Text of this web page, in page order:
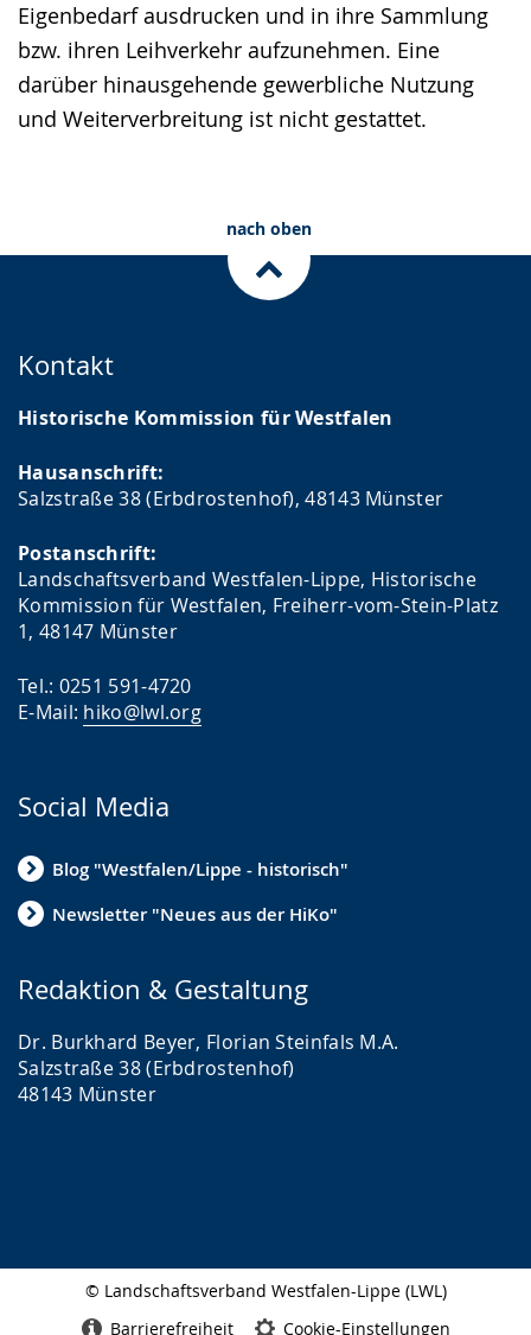
Eigenbedarf ausdrucken und in ihre Sammlung
bzw. ihren Leihverkehr aufzunehmen. Eine
darüber hinausgehende gewerbliche Nutzung
und Weiterverbreitung ist nicht gestattet.
nach oben
Kontakt
Historische Kommission für Westfalen
Hausanschrift:
Salzstraße 38 (Erbdrostenhof), 48143 Münster
Postanschrift:
Landschaftsverband Westfalen-Lippe, Historische
Kommission für Westfalen, Freiherr-vom-Stein-Platz
1, 48147 Münster
Tel.: 0251 591-4720
E-Mail: hiko@lwl.org
Social Media
Blog "Westfalen/Lippe - historisch"
Newsletter "Neues aus der HiKo"
Redaktion & Gestaltung
Dr. Burkhard Beyer, Florian Steinfals M.A.
Salzstraße 38 (Erbdrostenhof)
48143 Münster
© Landschaftsverband Westfalen-Lippe (LWL)
Barrierefreiheit Cookie-Einstellungen